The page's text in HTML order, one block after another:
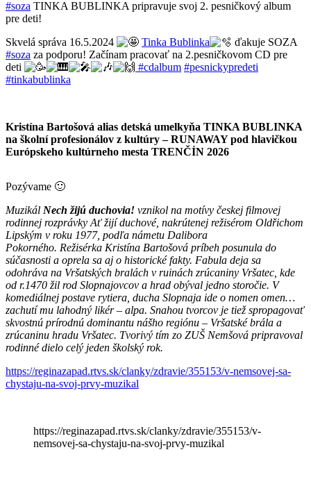
#soza TINKA BUBLINKA pripravuje svoj 2. pesničkový album
pre deti!
Skvelá správa 16.5.2024
Tinka Bublinka
ďakuje SOZA
#soza za podporu! Začínam pracovať na 2.pesničkovom CD pre
deti
#cdalbum #pesnickypredeti
#tinkabublinka
Kristína Bartošová alias detská umelkyňa TINKA BUBLINKA
na školní profesionálov z kultúry – RUNAWAY pod hlavičkou
Európskeho kultúrneho mesta TRENČÍN 2026
Pozývame 🙂
Muzikál Nech žijú duchovia! vznikol na motívy českej filmovej
rodinnej rozprávky Ať žijí duchové, nakrútenej režisérom Oldřichom
Lipským v roku 1977, podľa námetu Dalibora
Pokorného. Režisérka Kristína Bartošová príbeh posunula do
súčasnosti a oprela sa aj o historické fakty. Fabula deja sa
odohráva na Vršatských bralách v ruinách zrúcaniny Vršatec, kde
od r.1470 žil rod Slopnajovcov a hrad obýval jedno storočie. V
komediálnej postave rytiera, ducha Slopnaja ide o nomen omen…
zachutí mu lahodný likér – alpa. Snahou tvorcov je tiež spropagovať
skvostnú prírodnú dominantu nášho regiónu – Vršatské brála a
zrúcaninu hradu Vršatec. Tvorivý tím zo ZUŠ Nemšová pripravoval
rodinné dielo celý jeden školský rok.
https://reginazapad.rtvs.sk/clanky/zdravie/355153/v-nemsovej-sa-
chystaju-na-svoj-prvy-muzikal
https://reginazapad.rtvs.sk/clanky/zdravie/355153/v-
nemsovej-sa-chystaju-na-svoj-prvy-muzikal